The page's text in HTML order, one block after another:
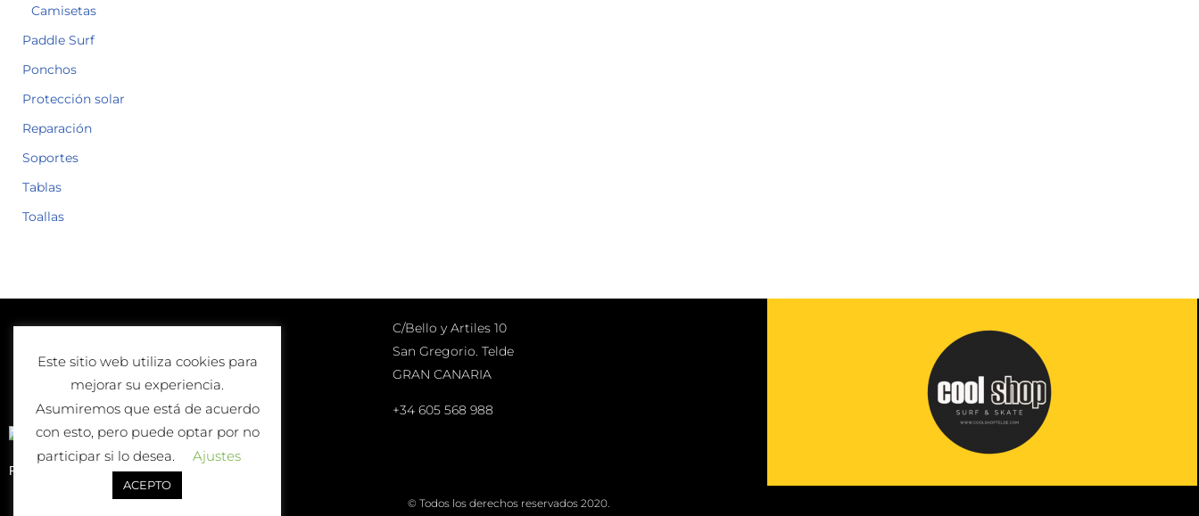
Camisetas
Paddle Surf
Ponchos
Protección solar
Reparación
Soportes
Tablas
Toallas
Lunes a Viernes
10:00-13:00 | 17:00-20:00
10:00-13:00
C/Bello y Artiles 10
San Gregorio. Telde
GRAN CANARIA
+34 605 568 988
Política de Devolución o Cambio
© Todos los derechos reservados 2020.
Este sitio web utiliza cookies para
mejorar su experiencia.
Asumiremos que está de acuerdo
con esto, pero puede optar por no
participar si lo desea.
Ajustes
ACEPTO